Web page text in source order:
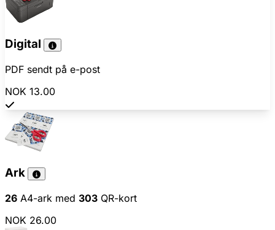
Digital
PDF sendt på e-post
NOK 13.00
Ark
26 A4-ark med 303 QR-kort
NOK 26.00